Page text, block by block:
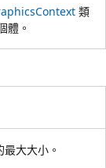
類
體。
大大小。